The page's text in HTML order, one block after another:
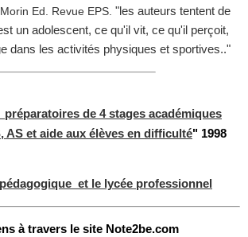
Ed. Revue EPS. "les auteurs tentent de
un adolescent, ce qu'il vit, ce qu'il perçoit,
dans les activités physiques et sportives.."
de 4 stages académiques
AS et aide aux élèves en difficulté" 1998
et le lycée professionnel
à travers le site Note2be.com